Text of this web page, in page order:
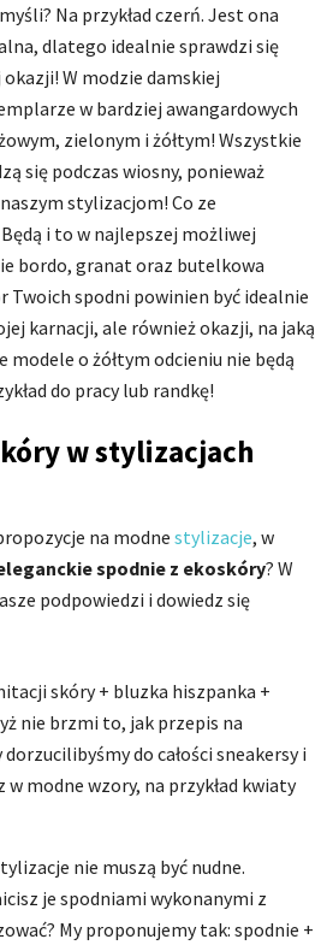
Na przykład czerń. Jest ona
dlatego idealnie sprawdzi się
W modzie damskiej
w bardziej awangardowych
zielonym i żółtym! Wszystkie
się podczas wiosny, ponieważ
stylizacjom! Co ze
i to w najlepszej możliwej
bordo, granat oraz butelkowa
Twoich spodni powinien być idealnie
karnacji, ale również okazji, na jaką
modele o żółtym odcieniu nie będą
do pracy lub randkę!
w stylizacjach
na modne stylizacje, w
spodnie z ekoskóry? W
podpowiedzi i dowiedz się
skóry + bluzka hiszpanka +
nie brzmi to, jak przepis na
do całości sneakersy i
w modne wzory, na przykład kwiaty
nie muszą być nudne.
je spodniami wykonanymi z
My proponujemy tak: spodnie +